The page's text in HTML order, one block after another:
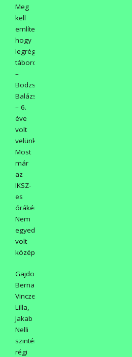
Meg
kell
említeni,
hogy
legrégebbi
táborozónk
–
Bodzsár
Balázs
– 6.
éve
volt
velünk.
Most
már
az
IKSZ-
es
órákért.
Nem
egyedül
volt
középiskolás:
Gajdos
Bernadett,
Vincze
Lilla,
Jakab
Nelli
szintén
régi